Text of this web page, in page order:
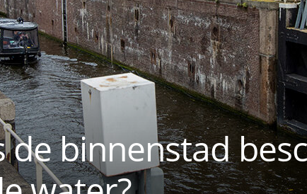
de binnenstad